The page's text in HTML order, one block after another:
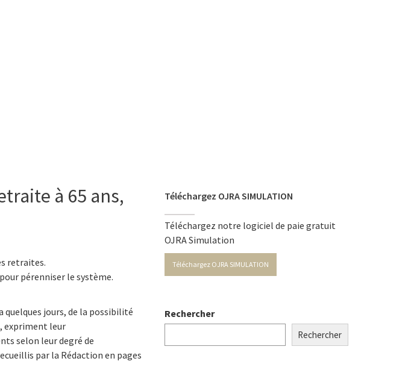
à 65 ans,
retraites.
pérenniser le système.
quelques jours, de la possibilité
expriment leur
selon leur degré de
par la Rédaction en pages
Téléchargez OJRA SIMULATION
Téléchargez notre logiciel de paie gratuit
OJRA Simulation
Téléchargez OJRA SIMULATION
Rechercher
Rechercher